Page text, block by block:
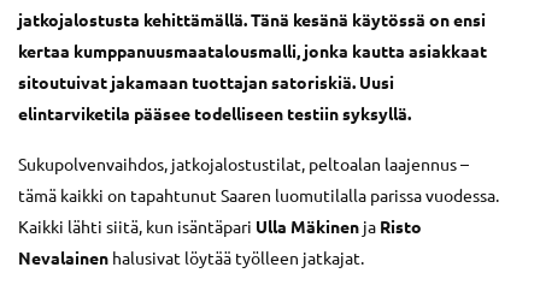
jatkojalostusta kehittämällä. Tänä kesänä käytössä on ensi
kertaa kumppanuusmaatalousmalli, jonka kautta asiakkaat
sitoutuivat jakamaan tuottajan satoriskiä. Uusi
elintarviketila pääsee todelliseen testiin syksyllä.
Sukupolvenvaihdos, jatkojalostustilat, peltoalan laajennus –
tämä kaikki on tapahtunut Saaren luomutilalla parissa vuodessa.
Kaikki lähti siitä, kun isäntäpari Ulla Mäkinen ja Risto
Nevalainen halusivat löytää työlleen jatkajat.